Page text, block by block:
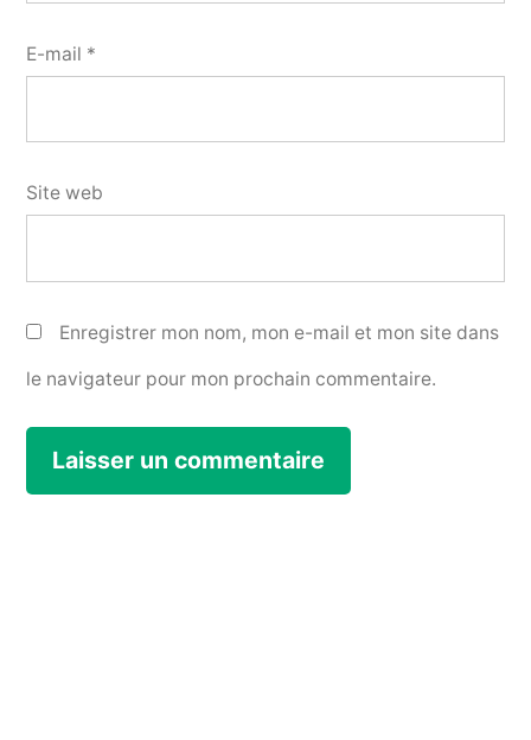
E-mail *
Site web
Enregistrer mon nom, mon e-mail et mon site dans
le navigateur pour mon prochain commentaire.